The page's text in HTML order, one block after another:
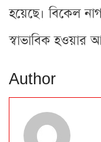
হয়েছে। বিকেল
স্বাভাবিক হওয়ার
Author